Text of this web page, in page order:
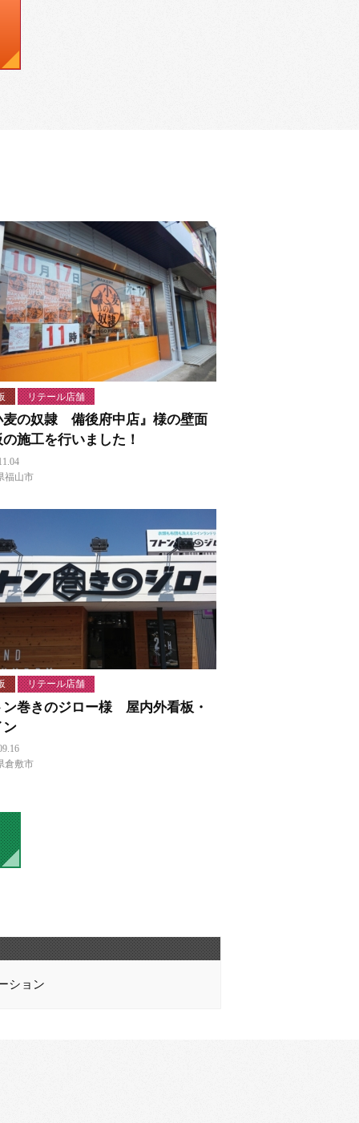
リテール店舗
麦の奴隷 備後府中店』様の壁面
施工を行いました！
福山市
リテール店舗
ン巻きのジロー様 屋内外看板・
ン
倉敷市
ション